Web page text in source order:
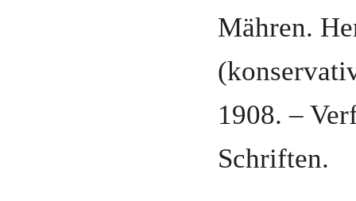
Mähren.
1908. –
Schriften.